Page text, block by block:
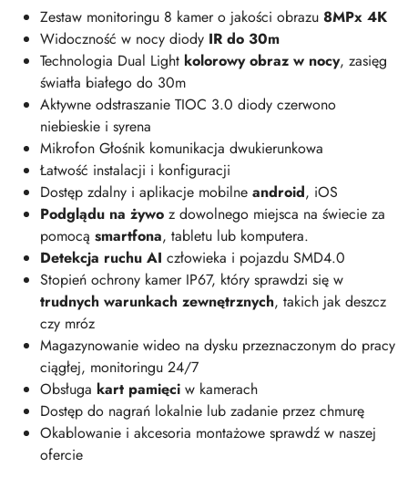
Zestaw monitoringu 8 kamer o jakości obrazu 8MPx 4K
Widoczność w nocy diody IR do 30m
Technologia Dual Light kolorowy obraz w nocy, zasięg
światła białego do 30m
Aktywne odstraszanie TIOC 3.0 diody czerwono
niebieskie i syrena
Mikrofon Głośnik komunikacja dwukierunkowa
Łatwość instalacji i konfiguracji
Dostęp zdalny i aplikacje mobilne android, iOS
Podglądu na żywo z dowolnego miejsca na świecie za
pomocą smartfona, tabletu lub komputera.
Detekcja ruchu AI człowieka i pojazdu SMD4.0
Stopień ochrony kamer IP67, który sprawdzi się w
trudnych warunkach zewnętrznych, takich jak deszcz
czy mróz
Magazynowanie wideo na dysku przeznaczonym do pracy
ciągłej, monitoringu 24/7
Obsługa kart pamięci w kamerach
Dostęp do nagrań lokalnie lub zadanie przez chmurę
Okablowanie i akcesoria montażowe sprawdź w naszej
ofercie